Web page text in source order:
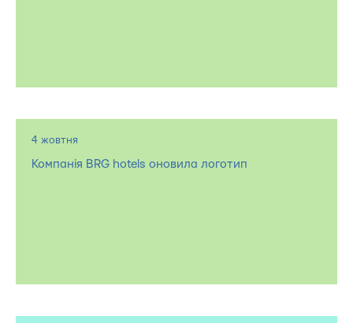
4 жовтня
Компанія BRG hotels оновила логотип